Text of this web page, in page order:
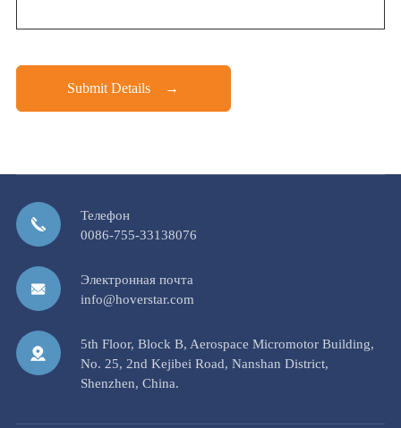
Submit Details →
Телефон
0086-755-33138076
Электронная почта
info@hoverstar.com
5th Floor, Block B, Aerospace Micromotor Building,
No. 25, 2nd Kejibei Road, Nanshan District,
Shenzhen, China.